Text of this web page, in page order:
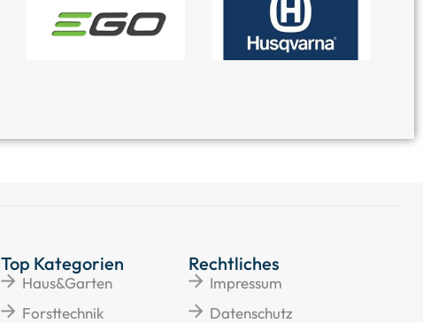
Top Kategorien
Haus&Garten
Forsttechnik
Rechtliches
Impressum
Datenschutz